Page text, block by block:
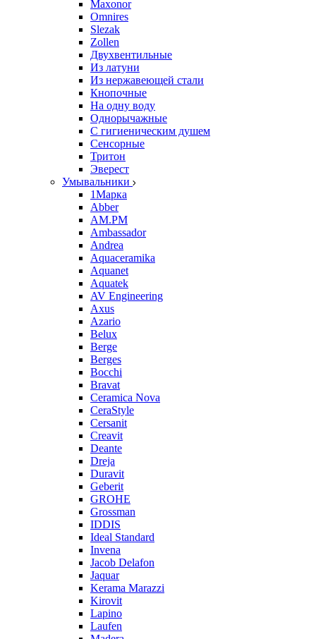
Maxonor
Omnires
Slezak
Zollen
Двухвентильные
Из латуни
Из нержавеющей стали
Кнопочные
На одну воду
Однорычажные
С гигиеническим душем
Сенсорные
Тритон
Эверест
Умывальники
1Марка
Abber
AM.PM
Ambassador
Andrea
Aquaceramika
Aquanet
Aquatek
AV Engineering
Axus
Azario
Belux
Berge
Berges
Bocchi
Bravat
Ceramica Nova
CeraStyle
Cersanit
Creavit
Deante
Dreja
Duravit
Geberit
GROHE
Grossman
IDDIS
Ideal Standard
Invena
Jacob Delafon
Jaquar
Kerama Marazzi
Kirovit
Lapino
Laufen